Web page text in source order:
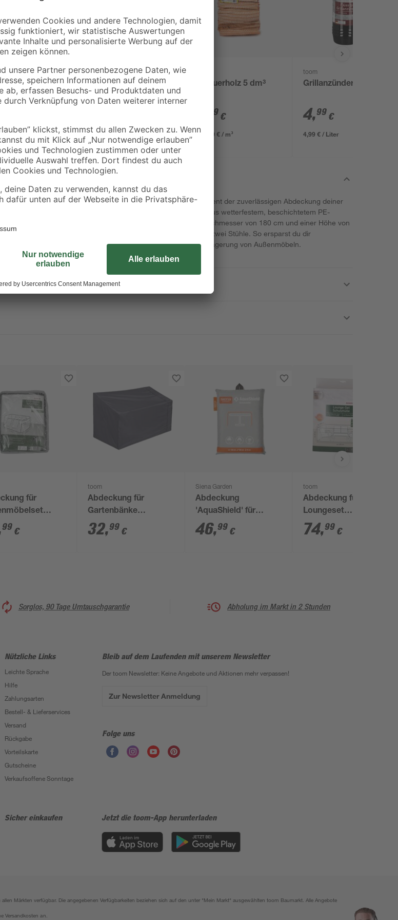
'Delia'
Polywood
x 210 cm
Loungesofa 'Delia'
Aluminium braun/grau
Anfeuerholz 5 dm³
99 €
598,00 € / m³
toom
Grillanzünder 1 l
4,99 €
4,99 € / Liter
Diese praktische Schutzhülle der Marke toom dient der zuverlässigen Abdeckung deiner
Möbelgruppe im Außenbereich. Verwende die aus wetterfestem, beschichtetem PE-
Bänchengewebe gefertigte Hülle mit einem Durchmesser von 180 cm und einer Höhe von
95 cm idealerweise für einen runden Tisch und zwei Stühle. So ersparst du dir
insbesondere im Winter die zeitaufwendige Umlagerung von Außenmöbeln.
für
90 x 170 cm
99 €
toom
Abdeckung für
Gartenbänke
wasserabweisend &
UV-beständig 160 x
32,99 €
Siena Garden
Abdeckung
'AquaShield' für
Gartentisch
wasserabweisend
46,99 €
toom
Abdeckung für
Loungeset
wasserabweisend &
UV-beständig 160 x
74,99 €
Sorglos, 90 Tage Umtauschgarantie Abholung im Markt in 2 Stunden
Nützliche Links
Leichte Sprache
Hilfe
Zahlungsarten
Bestell- & Lieferservices
Versand
Rückgabe
Vorteilskarte
Gutscheine
Verkaufsoffene Sonntage
Bleib auf dem Laufenden mit unserem Newsletter
Der toom Newsletter: Keine Angebote und Aktionen mehr verpassen!
Zur Newsletter Anmeldung
Folge uns
Sicher einkaufen Jetzt die toom-App herunterladen
Märkten verfügbar. Die angegebenen Verfügbarkeiten beziehen sich auf den unter "Mein Markt" ausgewählten toom Baumarkt. Alle Angebote
Versandkosten an.